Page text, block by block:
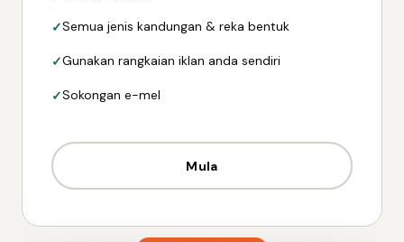
Semua jenis kandungan & reka bentuk
Gunakan rangkaian iklan anda sendiri
Sokongan e-mel
Mula